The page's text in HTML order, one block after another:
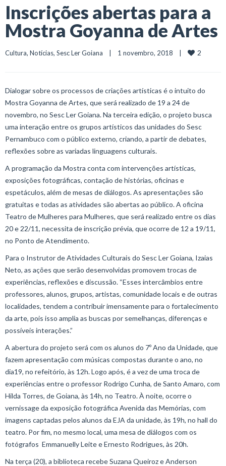
Inscrições abertas para a
Mostra Goyanna de Artes
Cultura, Notícias, Sesc Ler Goiana
    |    1 novembro, 2018    |
2
Dialogar sobre os processos de criações artísticas é o intuito do
Mostra Goyanna de Artes, que será realizado de 19 a 24 de
novembro, no Sesc Ler Goiana. Na terceira edição, o projeto busca
uma interação entre os grupos artísticos das unidades do Sesc
Pernambuco com o público externo, criando, a partir de debates,
reflexões sobre as variadas linguagens culturais.
A programação da Mostra conta com intervenções artísticas,
exposições fotográficas, contação de histórias, oficinas e
espetáculos, além de mesas de diálogos. As apresentações são
gratuitas e todas as atividades são abertas ao público. A oficina
Teatro de Mulheres para Mulheres, que será realizado entre os dias
20 e 22/11, necessita de inscrição prévia, que ocorre de 12 a 19/11,
no Ponto de Atendimento.
Para o Instrutor de Atividades Culturais do Sesc Ler Goiana, Izaias
Neto, as ações que serão desenvolvidas promovem trocas de
experiências, reflexões e discussão. “Esses intercâmbios entre
professores, alunos, grupos, artistas, comunidade locais e de outras
localidades, tendem a contribuir imensamente para o fortalecimento
da arte, pois isso amplia as buscas por semelhanças, diferenças e
possíveis interações.”
A abertura do projeto será com os alunos do 7º Ano da Unidade, que
fazem apresentação com músicas compostas durante o ano, no
dia19, no refeitório, às 12h. Logo após, é a vez de uma troca de
experiências entre o professor Rodrigo Cunha, de Santo Amaro, com
Hilda Torres, de Goiana, às 14h, no Teatro. À noite, ocorre o
vernissage da exposição fotográfica Avenida das Memórias, com
imagens captadas pelos alunos da EJA da unidade, às 19h, no hall do
teatro. Por fim, no mesmo local, uma mesa de diálogos com os
fotógrafos Emmanuelly Leite e Ernesto Rodrigues, às 20h.
Na terça (20), a biblioteca recebe Suzana Queiroz e Anderson